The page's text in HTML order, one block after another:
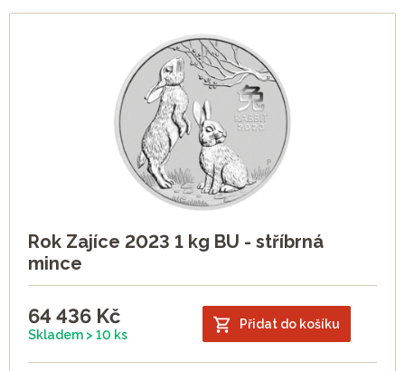
Rok Zajíce 2023 1 kg BU - stříbrná
mince
64 436 Kč
Skladem > 10 ks
Přidat do košíku